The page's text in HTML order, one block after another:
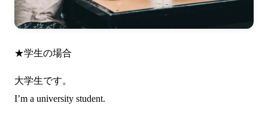
★学生の場合
大学生です。
I’m a university student.